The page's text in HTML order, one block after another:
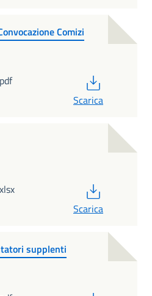
Comizi
Scarica
Scarica
supplenti